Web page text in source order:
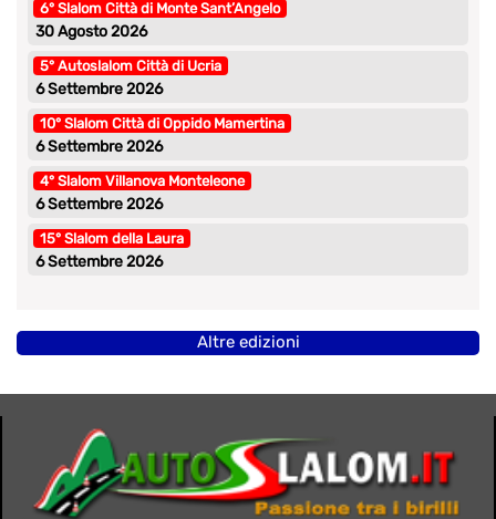
6° Slalom Città di Monte Sant’Angelo
30 Agosto 2026
5° Autoslalom Città di Ucria
6 Settembre 2026
10° Slalom Città di Oppido Mamertina
6 Settembre 2026
4° Slalom Villanova Monteleone
6 Settembre 2026
15° Slalom della Laura
6 Settembre 2026
Altre edizioni